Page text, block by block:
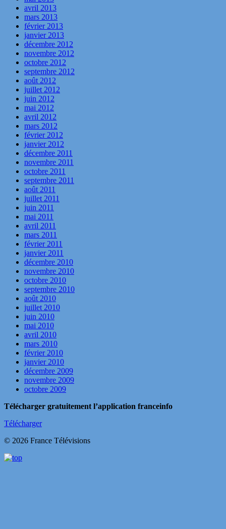
avril 2013
mars 2013
février 2013
janvier 2013
décembre 2012
novembre 2012
octobre 2012
septembre 2012
août 2012
juillet 2012
juin 2012
mai 2012
avril 2012
mars 2012
février 2012
janvier 2012
décembre 2011
novembre 2011
octobre 2011
septembre 2011
août 2011
juillet 2011
juin 2011
mai 2011
avril 2011
mars 2011
février 2011
janvier 2011
décembre 2010
novembre 2010
octobre 2010
septembre 2010
août 2010
juillet 2010
juin 2010
mai 2010
avril 2010
mars 2010
février 2010
janvier 2010
décembre 2009
novembre 2009
octobre 2009
Télécharger gratuitement l’application franceinfo
Télécharger
© 2026 France Télévisions